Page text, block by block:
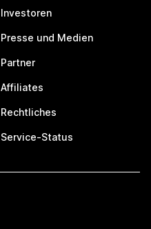
Investoren
Presse und Medien
Partner
Affiliates
Rechtliches
Service-Status